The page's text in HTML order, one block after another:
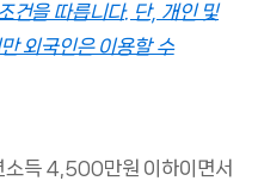
건을 따릅니다. 단, 개인 및
외국인은 이용할 수
득 4,500만원 이하이면서